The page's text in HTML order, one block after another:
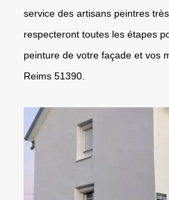
service des artisans peintres
respecteront toutes les étapes
peinture de votre façade et vos
Reims 51390.